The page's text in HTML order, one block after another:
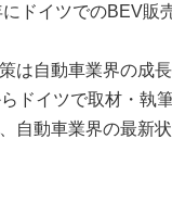
ドイツでのBEV販
は自動車業界の成
ドイツで取材・執
自動車業界の最新